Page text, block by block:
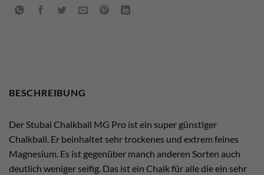
BESCHREIBUNG
Der Stubai Chalkball MG Pro ist ein super günstiger
Chalkball. Er beinhaltet sehr trockenes und extrem feines
Magnesium. Es ist gegenüber manch anderen Sorten auch
deutlich weniger seifig. Das ist ein Chalk für alle die ein sehr